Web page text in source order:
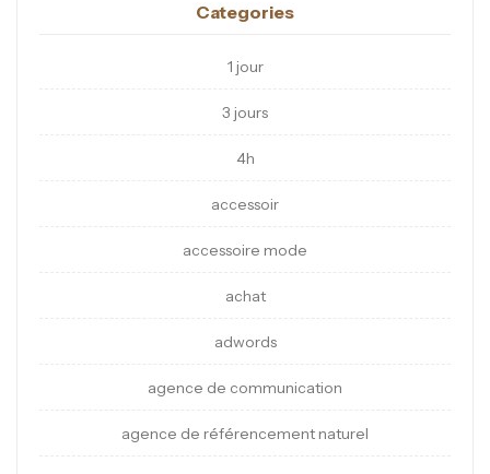
Categories
1 jour
3 jours
4h
accessoir
accessoire mode
achat
adwords
agence de communication
agence de référencement naturel